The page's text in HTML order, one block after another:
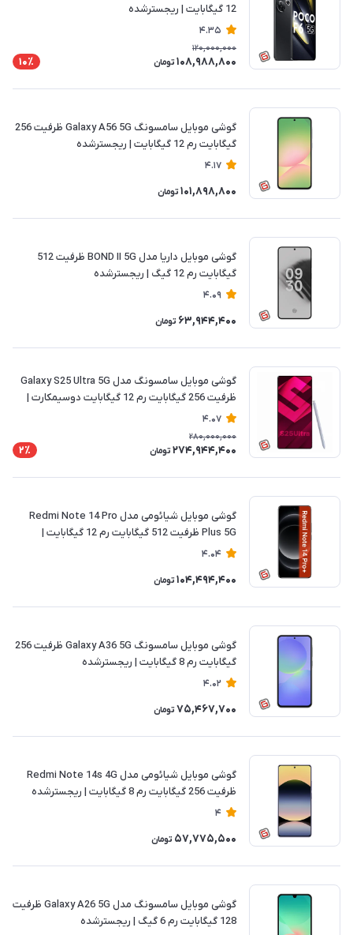
12 گیگابایت | ریجسترشده
4.35
120,000,000
108,988,800 تومان 10٪
گوشی موبایل سامسونگ Galaxy A56 5G ظرفیت 256
گیگابایت رم 12 گیگابایت | ریجسترشده
4.17
101,898,800 تومان
گوشی موبایل داریا مدل BOND II 5G ظرفیت 512
گیگابایت رم 12 گیگ | ریجسترشده
4.09
63,944,400 تومان
گوشی موبایل سامسونگ مدل Galaxy S25 Ultra 5G
ظرفیت 256 گیگابایت رم 12 گیگابایت دوسیمکارت |
ریجسترشده
4.07
280,000,000
274,944,400 تومان 2٪
گوشی موبایل شیائومی مدل Redmi Note 14 Pro
Plus 5G ظرفیت 512 گیگابایت رم 12 گیگابایت |
ریجسترشده
4.04
104,494,400 تومان
گوشی موبایل سامسونگ Galaxy A36 5G ظرفیت 256
گیگابایت رم 8 گیگابایت | ریجسترشده
4.02
75,467,700 تومان
گوشی موبایل شیائومی مدل Redmi Note 14s 4G
ظرفیت 256 گیگابایت رم 8 گیگابایت | ریجسترشده
4
57,775,500 تومان
گوشی موبایل سامسونگ مدل Galaxy A26 5G ظرفیت
128 گیگابایت رم 6 گیگ | ریجسترشده